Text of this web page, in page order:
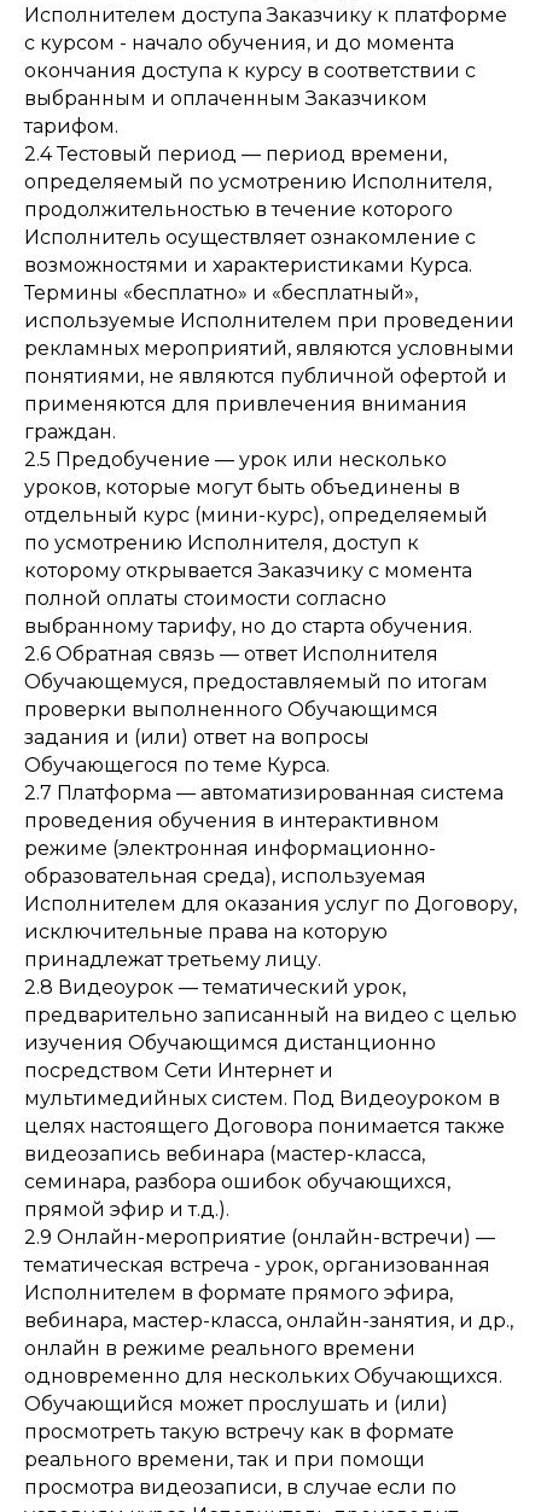
Исполнителем доступа Заказчику к платформе
с курсом - начало обучения, и до момента
окончания доступа к курсу в соответствии с
выбранным и оплаченным Заказчиком
тарифом.
2.4 Тестовый период — период времени,
определяемый по усмотрению Исполнителя,
продолжительностью в течение которого
Исполнитель осуществляет ознакомление с
возможностями и характеристиками Курса.
Термины «бесплатно» и «бесплатный»,
используемые Исполнителем при проведении
рекламных мероприятий, являются условными
понятиями, не являются публичной офертой и
применяются для привлечения внимания
граждан.
2.5 Предобучение — урок или несколько
уроков, которые могут быть объединены в
отдельный курс (мини-курс), определяемый
по усмотрению Исполнителя, доступ к
которому открывается Заказчику с момента
полной оплаты стоимости согласно
выбранному тарифу, но до старта обучения.
2.6 Обратная связь — ответ Исполнителя
Обучающемуся, предоставляемый по итогам
проверки выполненного Обучающимся
задания и (или) ответ на вопросы
Обучающегося по теме Курса.
2.7 Платформа — автоматизированная система
проведения обучения в интерактивном
режиме (электронная информационно-
образовательная среда), используемая
Исполнителем для оказания услуг по Договору,
исключительные права на которую
принадлежат третьему лицу.
2.8 Видеоурок — тематический урок,
предварительно записанный на видео с целью
изучения Обучающимся дистанционно
посредством Сети Интернет и
мультимедийных систем. Под Видеоуроком в
целях настоящего Договора понимается также
видеозапись вебинара (мастер-класса,
семинара, разбора ошибок обучающихся,
прямой эфир и т.д.).
2.9 Онлайн-мероприятие (онлайн-встречи) —
тематическая встреча - урок, организованная
Исполнителем в формате прямого эфира,
вебинара, мастер-класса, онлайн-занятия, и др.,
онлайн в режиме реального времени
одновременно для нескольких Обучающихся.
Обучающийся может прослушать и (или)
просмотреть такую встречу как в формате
реального времени, так и при помощи
просмотра видеозаписи, в случае если по